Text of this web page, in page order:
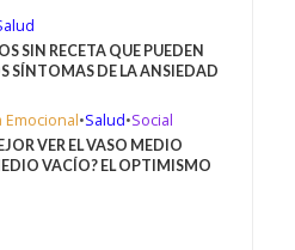
SIN RECETA QUE PUEDEN
SÍNTOMAS DE LA ANSIEDAD
Emocional•Salud•Social
VER EL VASO MEDIO
VACÍO? EL OPTIMISMO